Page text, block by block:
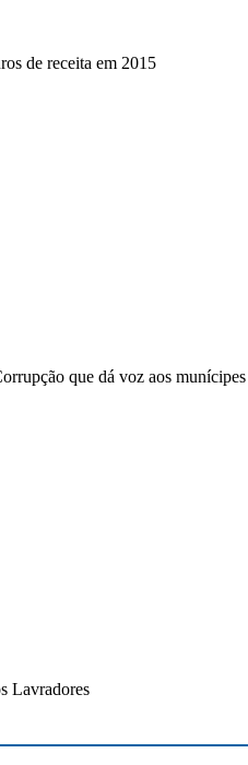
de receita em 2015
que dá voz aos munícipes
Lavradores